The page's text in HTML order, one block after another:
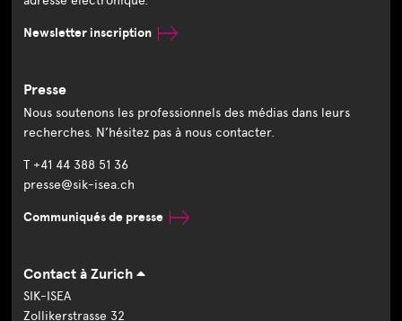
Newsletter inscription
Presse
Nous soutenons les professionnels des médias dans leurs
recherches. N’hésitez pas à nous contacter.
T +41 44 388 51 36
presse@sik-isea.ch
Communiqués de presse
Contact à Zurich
SIK-ISEA
Zollikerstrasse 32